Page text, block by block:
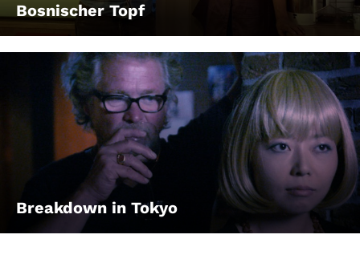
Bosnischer Topf
Breakdown in Tokyo